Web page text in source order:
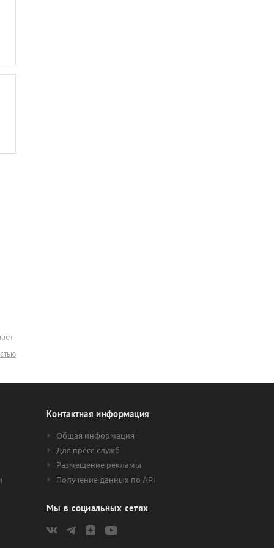
Контактная информация
Общая информация
Для пресс-служб
Размещение рекламы
Получение данных по API
Мы в социальных сетях